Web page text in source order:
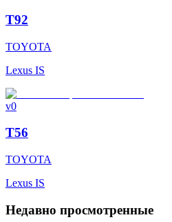
T92
TOYOTA
Lexus IS
v0
T56
TOYOTA
Lexus IS
Недавно просмотренные